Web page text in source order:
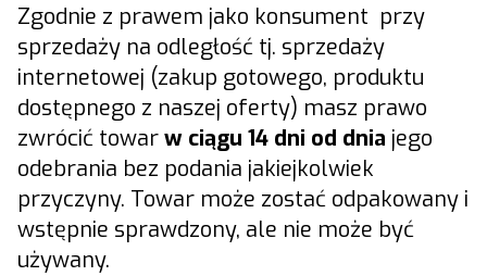
Zgodnie z prawem jako konsument przy
sprzedaży na odległość tj. sprzedaży
internetowej (zakup gotowego, produktu
dostępnego z naszej oferty) masz prawo
zwrócić towarw ciągu 14 dni od dnia jego
odebrania bez podania jakiejkolwiek
przyczyny. Towar może zostać odpakowany i
wstępnie sprawdzony, ale nie może być
używany.